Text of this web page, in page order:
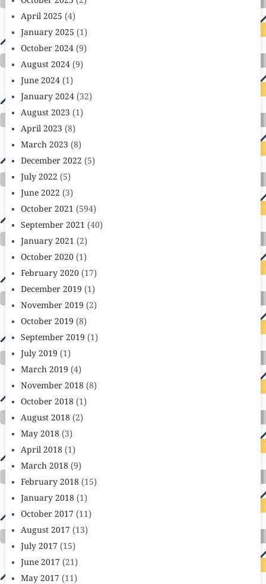
April 2025 (4)
January 2025 (1)
October 2024(9)
August 2024(9)
June 2024(1)
January 2024(32)
August 2023 (1)
April 2023 (8)
March 2023 (8)
December 2022 (5)
July 2022 (5)
June 2022 (3)
October 2021 (594)
September 2021 (40)
January 2021 (2)
October 2020(1)
February 2020(17)
December 2019 (1)
November 2019 (2)
October 2019 (8)
September 2019 (1)
July 2019 (1)
March 2019 (4)
November 2018(8)
October 2018(1)
August 2018(2)
May 2018(3)
April 2018(1)
March 2018(9)
February 2018(15)
January 2018(1)
October 2017 (11)
August 2017 (13)
July 2017 (15)
June 2017 (21)
May 2017 (11)